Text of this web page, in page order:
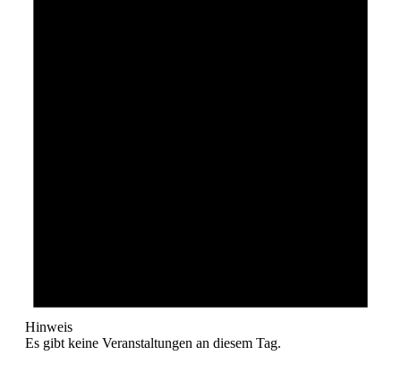
Hinweis
Es gibt keine Veranstaltungen an diesem Tag.